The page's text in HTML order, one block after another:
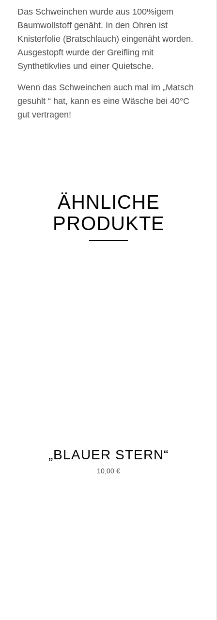
Das Schweinchen wurde aus 100%igem
Baumwollstoff genäht. In den Ohren ist
Knisterfolie (Bratschlauch) eingenäht worden.
Ausgestopft wurde der Greifling mit
Synthetikvlies und einer Quietsche.
Wenn das Schweinchen auch mal im „Matsch
gesuhlt “ hat, kann es eine Wäsche bei 40°C
gut vertragen!
ÄHNLICHE
PRODUKTE
„BLAUER STERN“
10,00 €